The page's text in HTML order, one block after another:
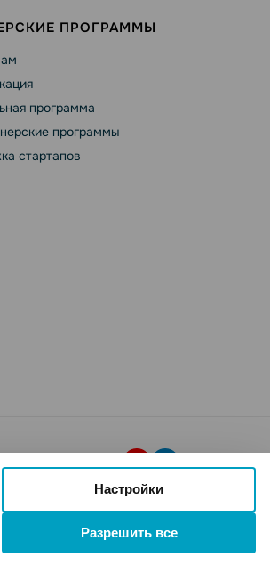
Настройки
Разрешить все
ПРОГРАММЫ
программа
программы
стартапов